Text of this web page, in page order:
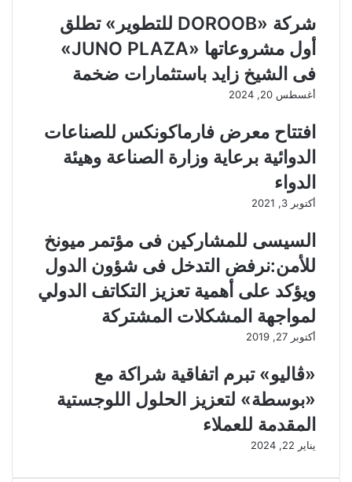
شركة «DOROOB للتطوير» تطلق
أول مشروعاتها «JUNO PLAZA»
فى الشيخ زايد باستثمارات ضخمة
أغسطس 20, 2024
افتتاح معرض فارماكونكس للصناعات
الدوائية برعاية وزارة الصناعة وهيئة
الدواء
أكتوبر 3, 2021
السيسى للمشاركين فى مؤتمر ميونخ
للأمن:نرفض التدخل فى شؤون الدول
ويؤكد على أهمية تعزيز التكاتف الدولي
لمواجهة المشكلات المشتركة
أكتوبر 27, 2019
«ڤاليو» تبرم اتفاقية شراكة مع
«بوسطة» لتعزيز الحلول اللوجستية
المقدمة للعملاء
يناير 22, 2024